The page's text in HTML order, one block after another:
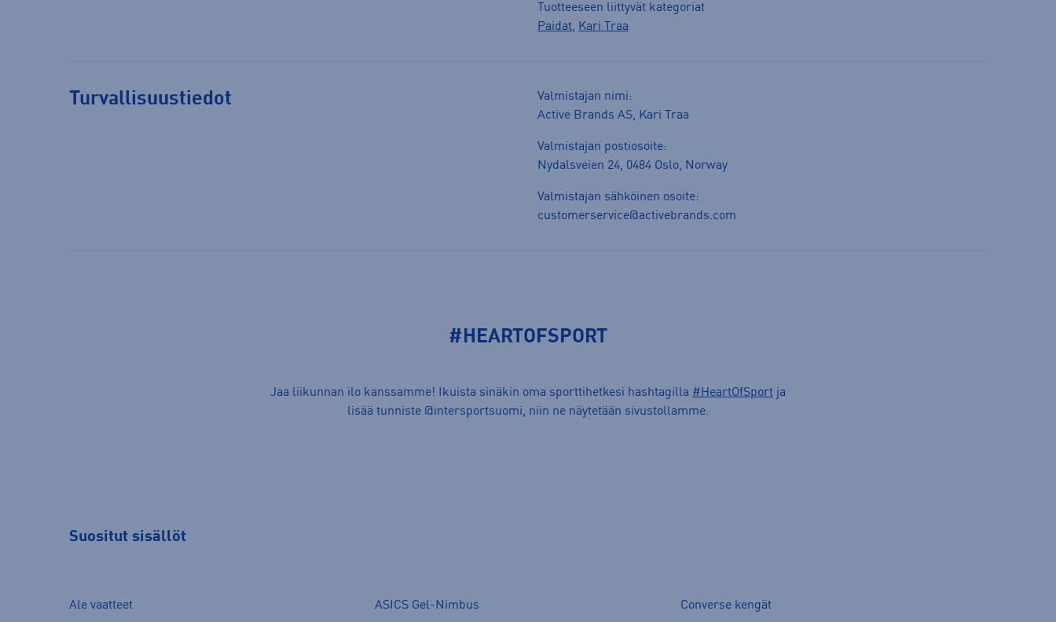
Tuotteeseen liittyvät kategoriat
Paidat, Kari Traa
Turvallisuustiedot
Valmistajan nimi:
Active Brands AS, Kari Traa
Valmistajan postiosoite:
Nydalsveien 24, 0484 Oslo, Norway
Valmistajan sähköinen osoite:
customerservice@activebrands.com
#HEARTOFSPORT
Jaa liikunnan ilo kanssamme! Ikuista sinäkin oma sporttihetkesi hashtagilla #HeartOfSport ja
lisää tunniste @intersportsuomi, niin ne näytetään sivustollamme.
Suositut sisällöt
Ale vaatteet ASICS Gel-Nimbus
Converse kengät